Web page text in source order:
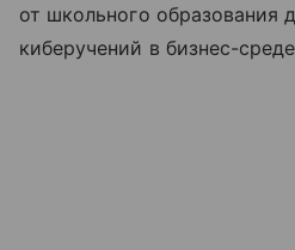
от школьного образования
киберучений в бизнес-